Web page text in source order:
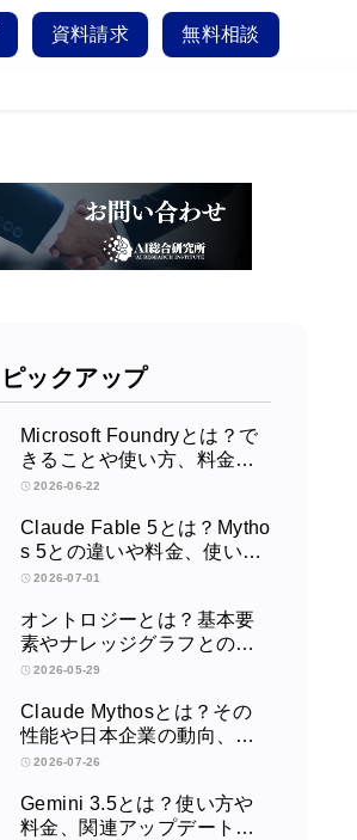
資料請求 無料相談
ピックアップ
Microsoft Foundryとは？で
きることや使い方、料金を
徹底解説！
2026-06-22
Claude Fable 5とは？Mytho
s 5との違いや料金、使い方
を解説
2026-07-01
オントロジーとは？基本要
素やナレッジグラフとの違
い、活用例をわかりやすく
2026-05-29
Claude Mythosとは？その
性能や日本企業の動向、使
い方を解説
2026-07-26
Gemini 3.5とは？使い方や
料金、関連アップデートを